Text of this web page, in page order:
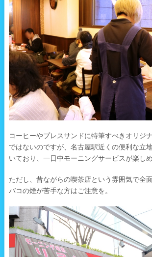
コーヒーやプレスサンドに特筆すべきオリジ
ではないのですが、名古屋駅近くの便利な立
いており、一日中モーニングサービスが楽しめ
ただし、昔ながらの喫茶店という雰囲気で全
バコの煙が苦手な方はご注意を。